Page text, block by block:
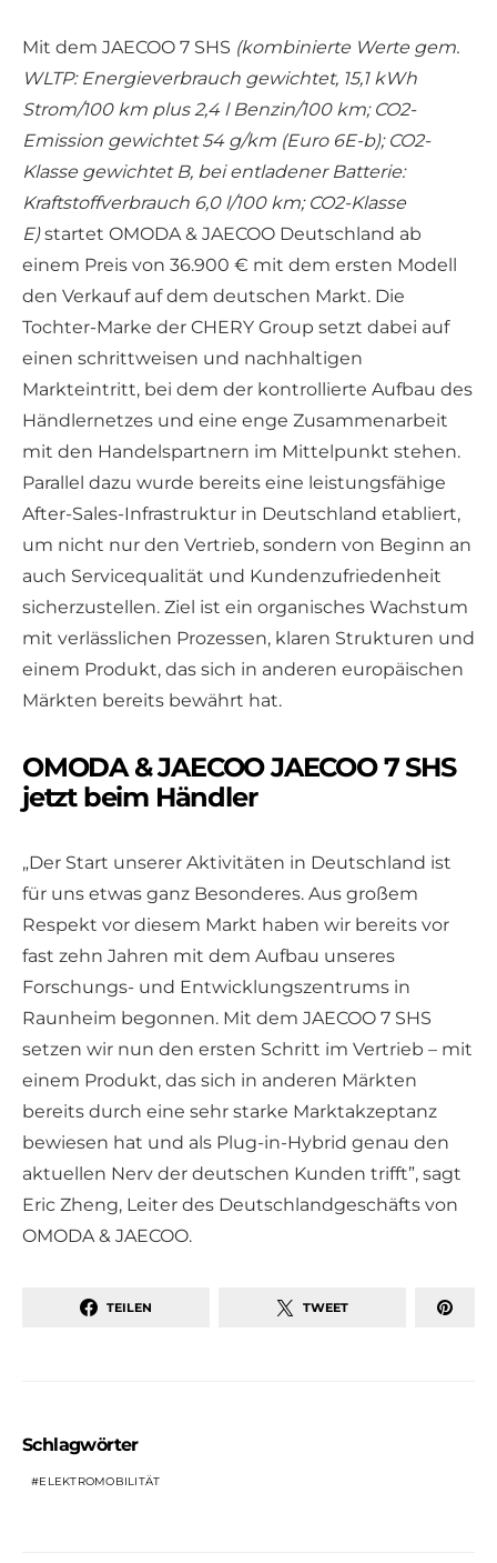
Mit dem JAECOO 7 SHS (kombinierte Werte gem.
WLTP: Energieverbrauch gewichtet, 15,1 kWh
Strom/100 km plus 2,4 l Benzin/100 km; CO2-
Emission gewichtet 54 g/km (Euro 6E-b); CO2-
Klasse gewichtet B, bei entladener Batterie:
Kraftstoffverbrauch 6,0 l/100 km; CO2-Klasse
E)startet OMODA & JAECOO Deutschland ab
einem Preis von 36.900 € mit dem ersten Modell
den Verkauf auf dem deutschen Markt. Die
Tochter-Marke der CHERY Group setzt dabei auf
einen schrittweisen und nachhaltigen
Markteintritt, bei dem der kontrollierte Aufbau des
Händlernetzes und eine enge Zusammenarbeit
mit den Handelspartnern im Mittelpunkt stehen.
Parallel dazu wurde bereits eine leistungsfähige
After-Sales-Infrastruktur in Deutschland etabliert,
um nicht nur den Vertrieb, sondern von Beginn an
auch Servicequalität und Kundenzufriedenheit
sicherzustellen. Ziel ist ein organisches Wachstum
mit verlässlichen Prozessen, klaren Strukturen und
einem Produkt, das sich in anderen europäischen
Märkten bereits bewährt hat.
OMODA & JAECOO JAECOO 7 SHS
jetzt beim Händler
„Der Start unserer Aktivitäten in Deutschland ist
für uns etwas ganz Besonderes. Aus großem
Respekt vor diesem Markt haben wir bereits vor
fast zehn Jahren mit dem Aufbau unseres
Forschungs- und Entwicklungszentrums in
Raunheim begonnen. Mit dem JAECOO 7 SHS
setzen wir nun den ersten Schritt im Vertrieb – mit
einem Produkt, das sich in anderen Märkten
bereits durch eine sehr starke Marktakzeptanz
bewiesen hat und als Plug-in-Hybrid genau den
aktuellen Nerv der deutschen Kunden trifft”, sagt
Eric Zheng, Leiter des Deutschlandgeschäfts von
OMODA & JAECOO.
TEILEN TWEET
Schlagwörter
ELEKTROMOBILITÄT